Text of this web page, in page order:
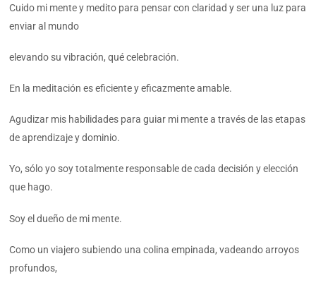
Cuido mi mente y medito para pensar con claridad y ser una luz para
enviar al mundo
elevando su vibración, qué celebración.
En la meditación es eficiente y eficazmente amable.
Agudizar mis habilidades para guiar mi mente a través de las etapas
de aprendizaje y dominio.
Yo, sólo yo soy totalmente responsable de cada decisión y elección
que hago.
Soy el dueño de mi mente.
Como un viajero subiendo una colina empinada, vadeando arroyos
profundos,